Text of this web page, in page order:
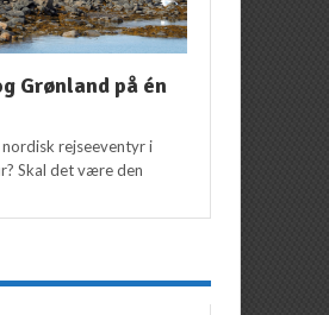
Grønland på én
rejseeventyr i
Skal det være den